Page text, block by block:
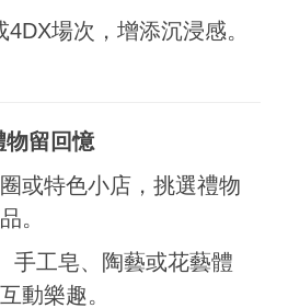
場次，增添沉浸感。
留回憶
或特色小店，挑選禮物
。
手工皂、陶藝或花藝體
動樂趣。